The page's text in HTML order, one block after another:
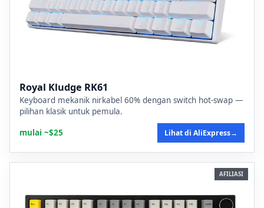
Royal Kludge RK61
Keyboard mekanik nirkabel 60% dengan switch hot-swap —
pilihan klasik untuk pemula.
mulai ~$25
Lihat di AliExpress→
AFILIASI